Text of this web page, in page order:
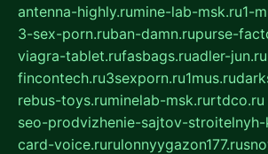
antenna-highly.rumine-lab-msk.ru1-
3-sex-porn.ruban-damn.rupurse-
viagra-tablet.rufasbags.ruadler-jun.ru
fincontech.ru3sexporn.ru1mus.ru
rebus-toys.ruminelab-msk.rurtdco.ru
seo-prodvizhenie-sajtov-stroitelnyh-
card-voice.rurulonnyygazon177.ru